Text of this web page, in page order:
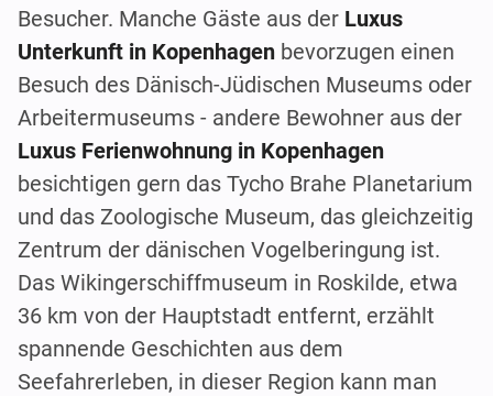
Besucher. Manche Gäste aus der Luxus
Unterkunft in Kopenhagen bevorzugen einen
Besuch des Dänisch-Jüdischen Museums oder
Arbeitermuseums - andere Bewohner aus der
Luxus Ferienwohnung in Kopenhagen
besichtigen gern das Tycho Brahe Planetarium
und das Zoologische Museum, das gleichzeitig
Zentrum der dänischen Vogelberingung ist.
Das Wikingerschiffmuseum in Roskilde, etwa
36 km von der Hauptstadt entfernt, erzählt
spannende Geschichten aus dem
Seefahrerleben, in dieser Region kann man